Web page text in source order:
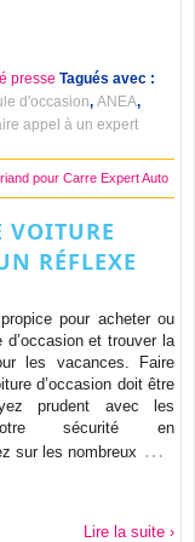
presse Tagués avec :
d'occasion, ANEA,
appel à un expert
pour Carre Expert Auto
VOITURE
RÉFLEXE
pour acheter ou
et trouver la
les vacances. Faire
d’occasion doit être
prudent avec les
sécurité en
sur les nombreux …
Lire la suite ›